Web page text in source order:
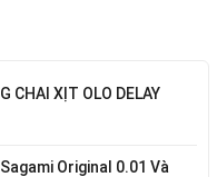
CHAI XỊT OLO DELAY
Original 0.01 Và